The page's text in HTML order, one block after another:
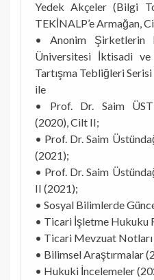
Yedek Akçeler (Bilgi
TEKİNALP’e Armağan,
• Anonim Şirketlerin
Üniversitesi İktisadi
Tartışma Tebliğleri
ile
• Prof. Dr. Saim
(2020), Cilt II;
• Prof. Dr. Saim
(2021);
• Prof. Dr. Saim
II (2021);
• Sosyal Bilimlerde
• Ticari İşletme Hukuku
• Ticari Mevzuat
• Bilimsel Araştırmalar
• Hukuki İncelemeler